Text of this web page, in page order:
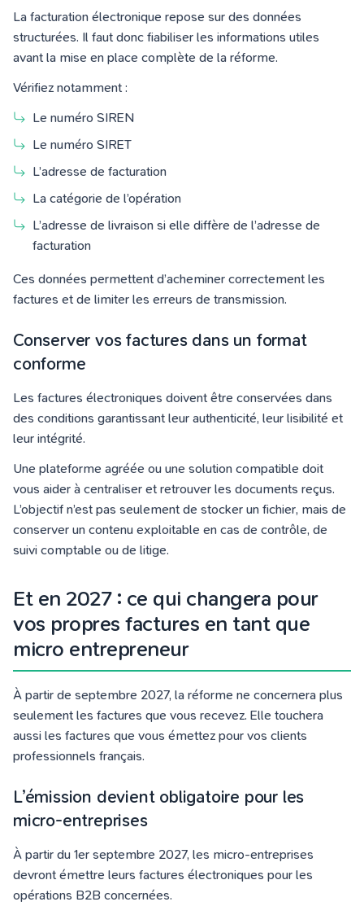
La facturation électronique repose sur des données
structurées. Il faut donc fiabiliser les informations utiles
avant la mise en place complète de la réforme.
Vérifiez notamment :
Le numéro SIREN
Le numéro SIRET
L’adresse de facturation
La catégorie de l’opération
L’adresse de livraison si elle diffère de l’adresse de
facturation
Ces données permettent d’acheminer correctement les
factures et de limiter les erreurs de transmission.
Conserver vos factures dans un format
conforme
Les factures électroniques doivent être conservées dans
des conditions garantissant leur authenticité, leur lisibilité et
leur intégrité.
Une plateforme agréée ou une solution compatible doit
vous aider à centraliser et retrouver les documents reçus.
L’objectif n’est pas seulement de stocker un fichier, mais de
conserver un contenu exploitable en cas de contrôle, de
suivi comptable ou de litige.
Et en 2027 : ce qui changera pour
vos propres factures en tant que
micro entrepreneur
À partir de septembre 2027, la réforme ne concernera plus
seulement les factures que vous recevez. Elle touchera
aussi les factures que vous émettez pour vos clients
professionnels français.
L’émission devient obligatoire pour les
micro-entreprises
À partir du 1er septembre 2027, les micro-entreprises
devront émettre leurs factures électroniques pour les
opérations B2B concernées.